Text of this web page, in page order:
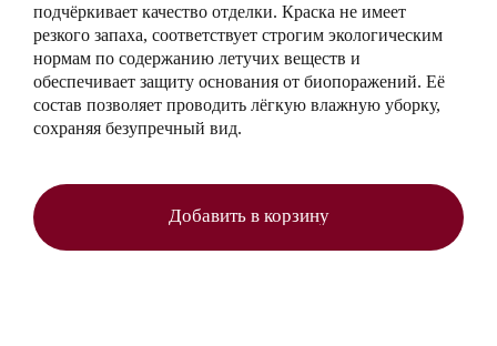
подчёркивает качество отделки. Краска не имеет
резкого запаха, соответствует строгим экологическим
нормам по содержанию летучих веществ и
обеспечивает защиту основания от биопоражений. Её
состав позволяет проводить лёгкую влажную уборку,
сохраняя безупречный вид.
Добавить в корзину